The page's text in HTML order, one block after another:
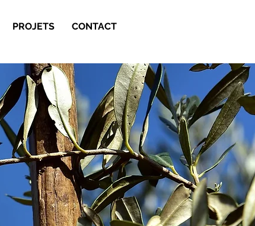
PROJETS CONTACT